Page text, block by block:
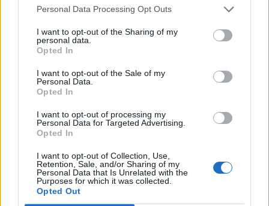
Personal Data Processing Opt Outs
I want to opt-out of the Sharing of my
personal data.
Opted In
I want to opt-out of the Sale of my
Personal Data.
Opted In
I want to opt-out of processing my
Personal Data for Targeted Advertising.
Opted In
I want to opt-out of Collection, Use,
Retention, Sale, and/or Sharing of my
Personal Data that Is Unrelated with the
Purposes for which it was collected.
Opted Out
ΧΡΗΣΤΙΚΑ
6 λάθη που δεν θα έκανε ποτέ ένας ειδικός σε
θέματα ενέργειας
29/07/2026 - 07:01